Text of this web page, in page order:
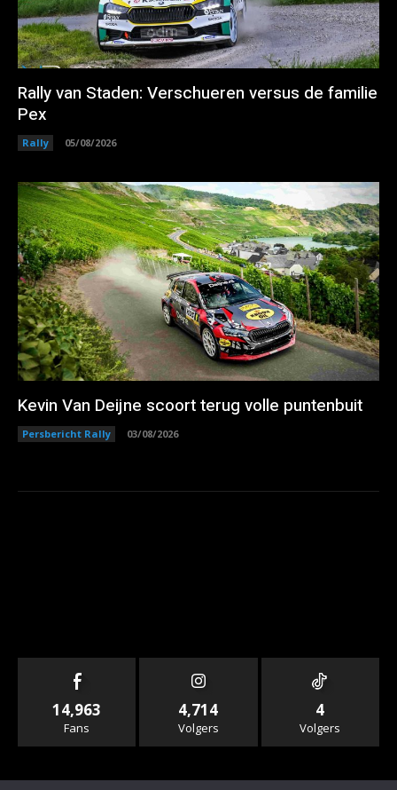
Rally van Staden: Verschueren versus de familie
Pex
Rally 05/08/2026
Kevin Van Deijne scoort terug volle puntenbuit
Persbericht Rally 03/08/2026
14,963
Fans
4,714
Volgers
4
Volgers